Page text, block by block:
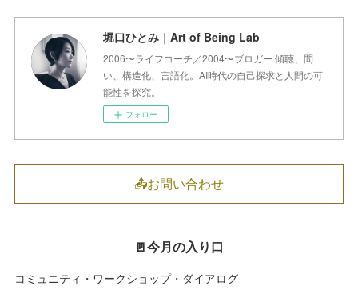
堀口ひとみ｜Art of Being Lab
2006〜ライフコーチ／2004〜ブロガー 傾聴、問
い、構造化、言語化。AI時代の自己探求と人間の可
能性を探究。
フォロー
📤お問い合わせ
🚪今月の入り口
コミュニティ・ワークショップ・ダイアログ